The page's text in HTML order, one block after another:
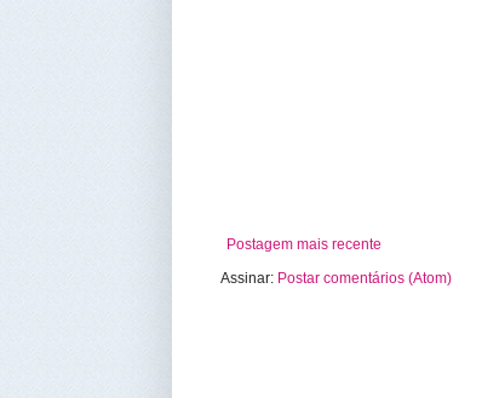
Postagem mais recente
Assinar: Postar comentários (Atom)